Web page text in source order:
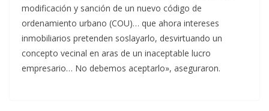
modificación y sanción de un nuevo código de
ordenamiento urbano (COU)… que ahora intereses
inmobiliarios pretenden soslayarlo, desvirtuando un
concepto vecinal en aras de un inaceptable lucro
empresario… No debemos aceptarlo», aseguraron.